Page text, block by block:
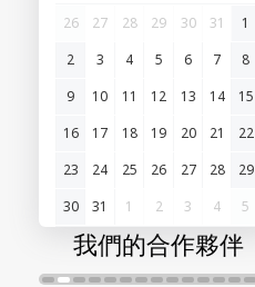
26
27 28 29 30 31
1
2
3 4 5 6 7
8
9
10 11 12 13 14
15
16
17 18 19 20 21
22
23
24 25 26 27 28
29
30
31 1 2 3 4 5
我們的合作夥伴